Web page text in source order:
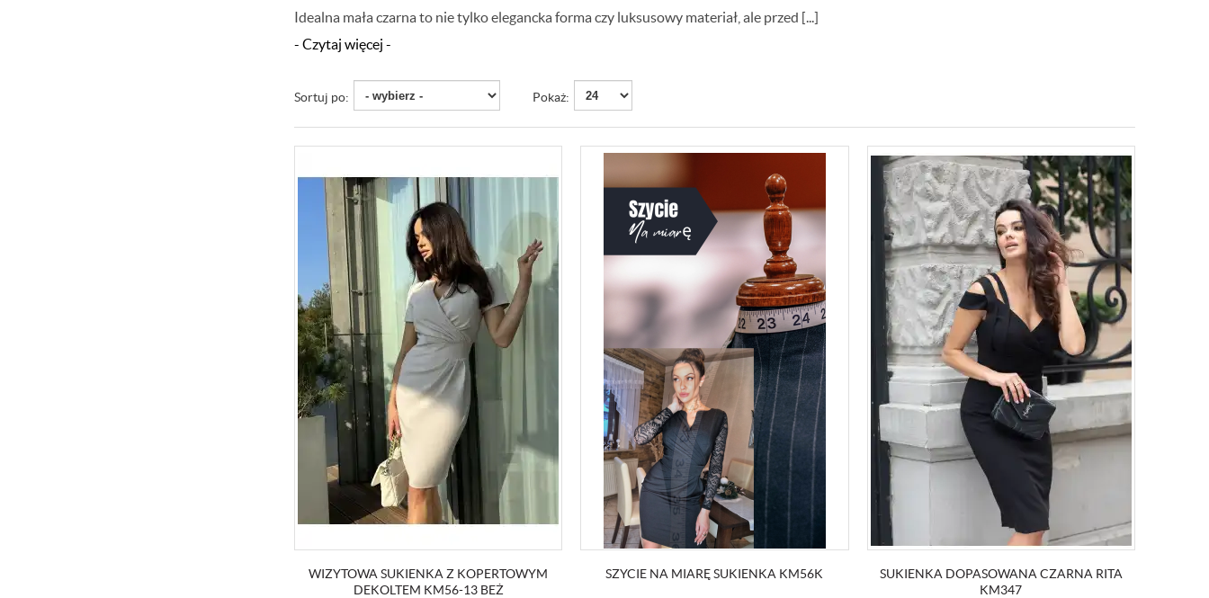
Idealna mała czarna to nie tylko elegancka forma czy luksusowy materiał, ale przed [...]
- Czytaj więcej -
Sortuj po: Pokaż:
WIZYTOWA SUKIENKA Z KOPERTOWYM
DEKOLTEM KM56-13 BEŻ
SZYCIE NA MIARĘ SUKIENKA KM56K
SUKIENKA DOPASOWANA CZARNA RITA
KM347